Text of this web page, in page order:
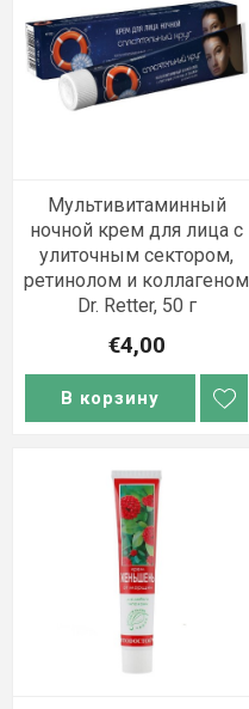
Мультивитаминный
ночной крем для лица с
улиточным сектором,
ретинолом и коллагеном
Dr. Retter, 50 г
€4,00
В корзину